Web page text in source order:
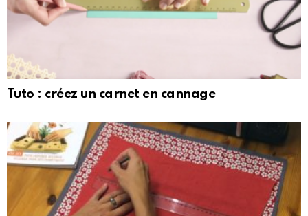
Tuto : créez un carnet en cannage